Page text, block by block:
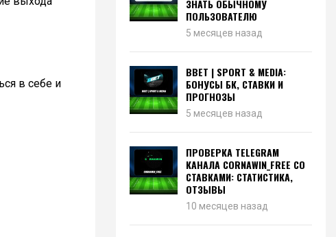
в себе и
ЗНАТЬ ОБЫЧНОМУ
ПОЛЬЗОВАТЕЛЮ
5 месяцев назад
BBET | SPORT & MEDIA:
БОНУСЫ БК, СТАВКИ И
ПРОГНОЗЫ
5 месяцев назад
ПРОВЕРКА TELEGRAM
КАНАЛА CORNAWIN_FREE СО
СТАВКАМИ: СТАТИСТИКА,
ОТЗЫВЫ
10 месяцев назад